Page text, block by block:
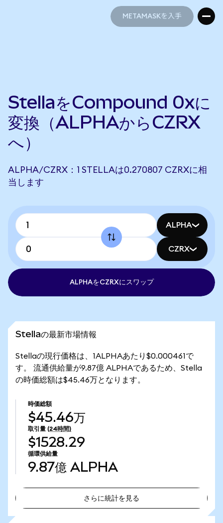
METAMASKを入手
StellaをCompound 0xに
変換（ALPHAからCZRX
へ）
ALPHA/CZRX：1 STELLAは0.270807 CZRXに相
当します
ALPHA
CZRX
ALPHAをCZRXにスワップ
Stellaの最新市場情報
Stellaの現行価格は、1ALPHAあたり$0.000461で
す。 流通供給量が9.87億 ALPHAであるため、Stella
の時価総額は$45.46万となります。
時価総額
$45.46万
取引量 (24時間)
$1528.29
循環供給量
9.87億 ALPHA
さらに統計を見る